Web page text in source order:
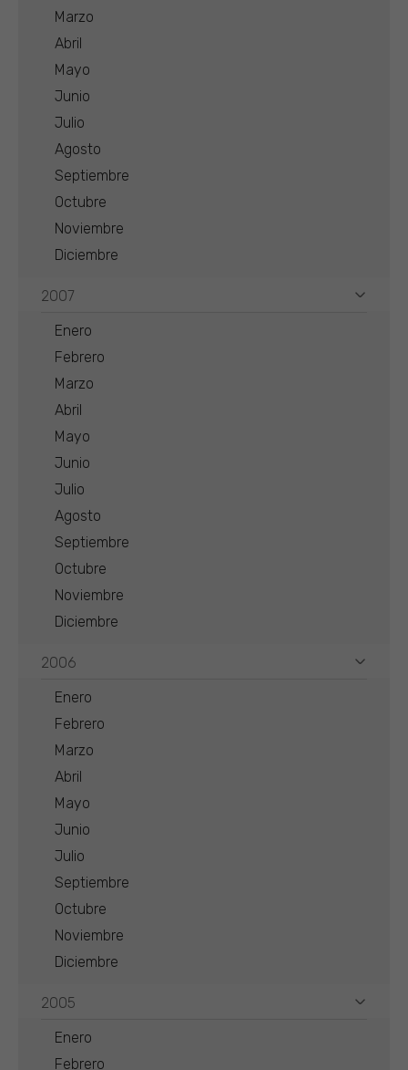
Marzo
Abril
Mayo
Junio
Julio
Agosto
Septiembre
Octubre
Noviembre
Diciembre
2007
Enero
Febrero
Marzo
Abril
Mayo
Junio
Julio
Agosto
Septiembre
Octubre
Noviembre
Diciembre
2006
Enero
Febrero
Marzo
Abril
Mayo
Junio
Julio
Septiembre
Octubre
Noviembre
Diciembre
2005
Enero
Febrero